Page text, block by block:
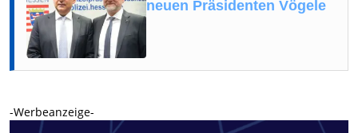
neuen Präsidenten Vögele
-Werbeanzeige-